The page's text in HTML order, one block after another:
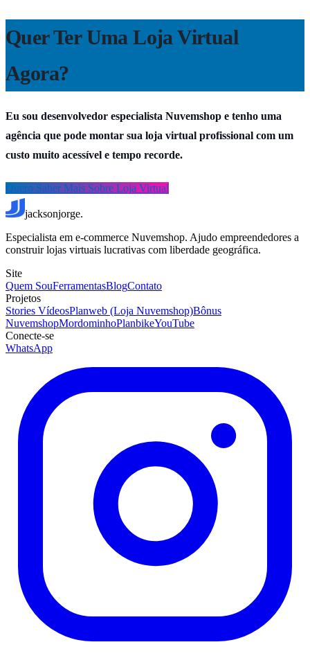
Quer Ter Uma Loja Virtual
Agora?
Eu sou desenvolvedor especialista Nuvemshop e tenho uma
agência que pode montar sua loja virtual profissional com um
custo muito acessível e tempo recorde.
Quero Saber Mais Sobre Loja Virtual
jacksonjorge.
Especialista em e-commerce Nuvemshop. Ajudo empreendedores a
construir lojas virtuais lucrativas com liberdade geográfica.
Site
Quem SouFerramentasBlogContato
Projetos
Stories VídeosPlanweb (Loja Nuvemshop)Bônus
NuvemshopMordominhoPlanbikeYouTube
Conecte-se
WhatsApp